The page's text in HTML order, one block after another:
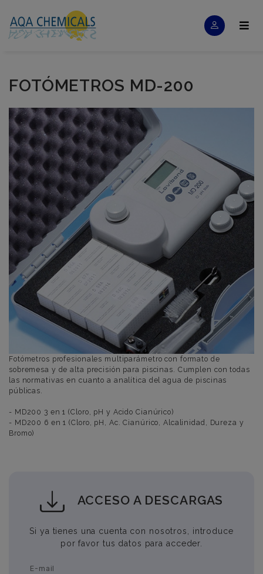
FOTÓMETROS MD-200
Fotómetros profesionales multiparámetro con formato de
sobremesa y de alta precisión para piscinas. Cumplen con todas
las normativas en cuanto a analítica del agua de piscinas
públicas.
- MD200 3 en 1 (Cloro, pH y Acido Cianúrico)
- MD200 6 en 1 (Cloro, pH, Ac. Cianúrico, Alcalinidad, Dureza y
Bromo)
ACCESO A DESCARGAS
Si ya tienes una cuenta con nosotros, introduce
por favor tus datos para acceder.
E-mail